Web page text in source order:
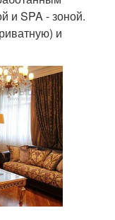
и SPA - зоной.
и